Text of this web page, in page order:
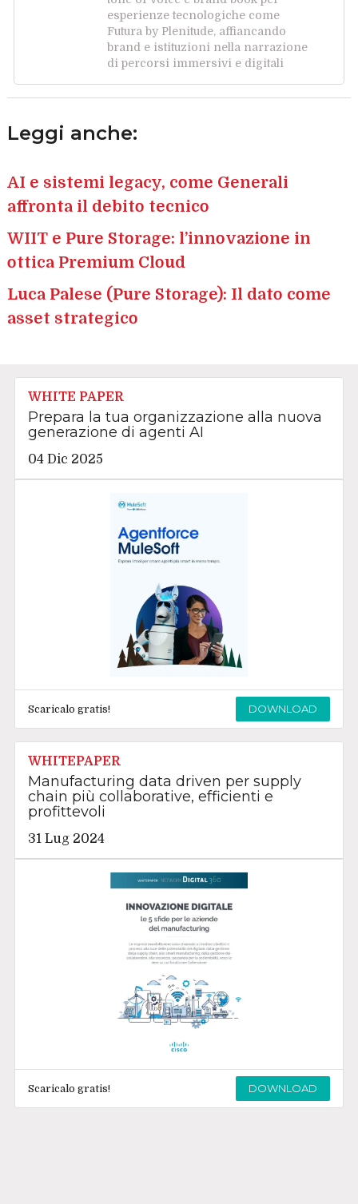
esperienze tecnologiche come
Futura by Plenitude, affiancando
brand e istituzioni nella narrazione
di percorsi immersivi e digitali
Leggi anche:
AI e sistemi legacy, come Generali
affronta il debito tecnico
WIIT e Pure Storage: l’innovazione in
ottica Premium Cloud
Luca Palese (Pure Storage): Il dato come
asset strategico
WHITE PAPER
Prepara la tua organizzazione alla nuova
generazione di agenti AI
04 Dic 2025
Scaricalo gratis! DOWNLOAD
WHITEPAPER
Manufacturing data driven per supply
chain più collaborative, efficienti e
profittevoli
31 Lug 2024
Scaricalo gratis! DOWNLOAD